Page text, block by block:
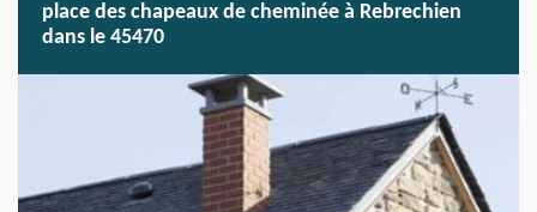
place des chapeaux de cheminée à Rebrechien
dans le 45470